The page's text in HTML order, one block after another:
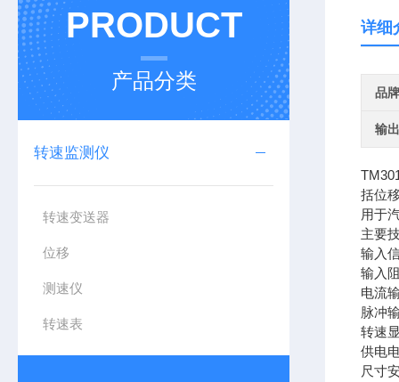
PRODUCT
产品分类
转速监测仪
转速变送器
位移
测速仪
转速表
详细
品牌
输
括位
用于
主要
输入
输入
电流
脉冲
转速
供电
尺寸